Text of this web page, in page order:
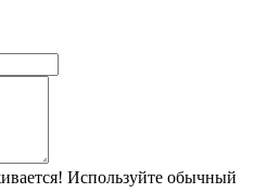
Используйте обычный